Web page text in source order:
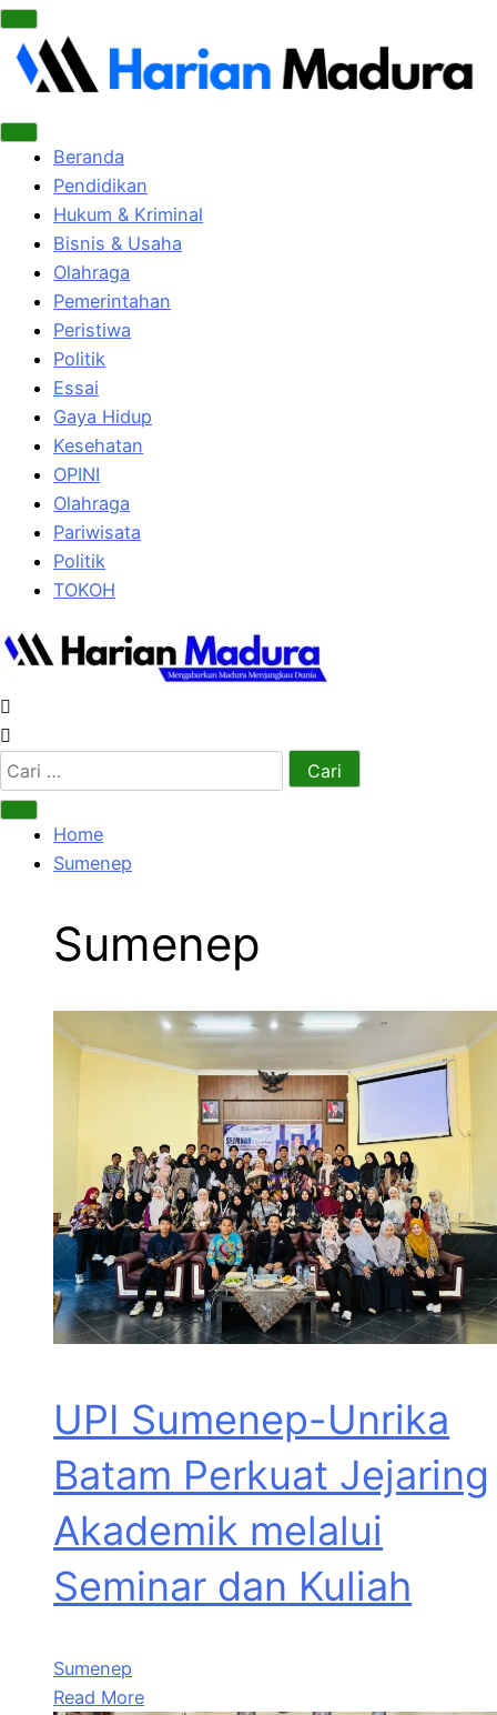
Beranda
Pendidikan
Hukum & Kriminal
Bisnis & Usaha
Olahraga
Pemerintahan
Peristiwa
Politik
Essai
Gaya Hidup
Kesehatan
OPINI
Olahraga
Pariwisata
Politik
TOKOH
Cari
untuk:
Home
Sumenep
Sumenep
UPI Sumenep-Unrika
Batam Perkuat Jejaring
Akademik melalui
Seminar dan Kuliah
Sumenep
Read More